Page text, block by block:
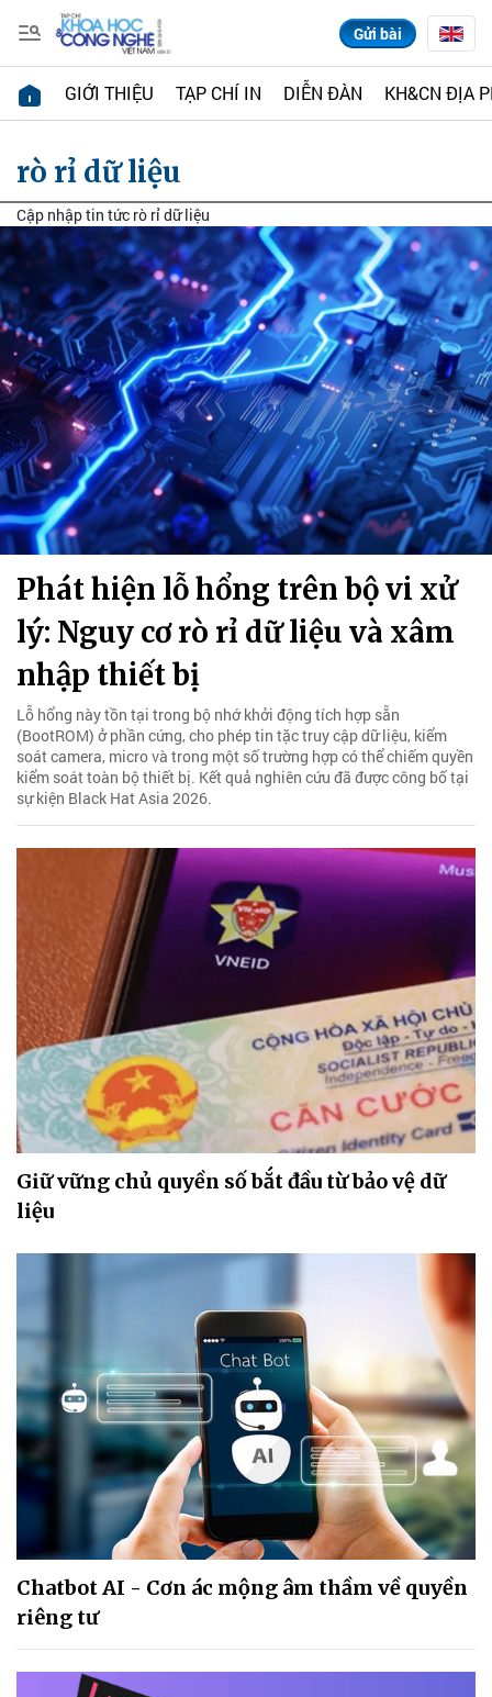
Gửi bài
GIỚI THIỆU TẠP CHÍ IN DIỄN ĐÀN KH&CN ĐỊA
rò rỉ dữ liệu
Cập nhập tin tức rò rỉ dữ liệu
Phát hiện lỗ hổng trên bộ vi xử
lý: Nguy cơ rò rỉ dữ liệu và xâm
nhập thiết bị
Lỗ hổng này tồn tại trong bộ nhớ khởi động tích hợp sẵn
(BootROM) ở phần cứng, cho phép tin tặc truy cập dữ liệu, kiểm
soát camera, micro và trong một số trường hợp có thể chiếm quyền
kiểm soát toàn bộ thiết bị. Kết quả nghiên cứu đã được công bố tại
sự kiện Black Hat Asia 2026.
Giữ vững chủ quyền số bắt đầu từ bảo vệ dữ
liệu
Chatbot AI - Cơn ác mộng âm thầm về quyền
riêng tư